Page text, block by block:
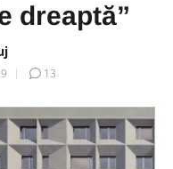
dreaptă”
13